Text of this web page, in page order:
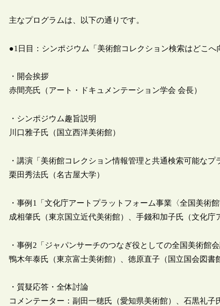
主なプログラムは、以下の通りです。
●1日目：シンポジウム「美術館コレクション検索はどこ
・開会挨拶
赤間亮氏（アート・ドキュメンテーション学会 会長）
・シンポジウム趣旨説明
川口雅子氏（国立西洋美術館）
・講演「美術館コレクション情報管理と共通検索可能なプ
栗田秀法氏（名古屋大学）
・事例1「文化庁アートプラットフォーム事業〈全国美術館
成相肇氏（東京国立近代美術館）、手錢和加子氏（文化庁
・事例2「ジャパンサーチのつなぎ役としての全国美術館会
鴨木年泰氏（東京富士美術館）、徳原直子（国立国会図書
・質疑応答・全体討論
コメンテーター：副田一穂氏（愛知県美術館）、石黒礼子